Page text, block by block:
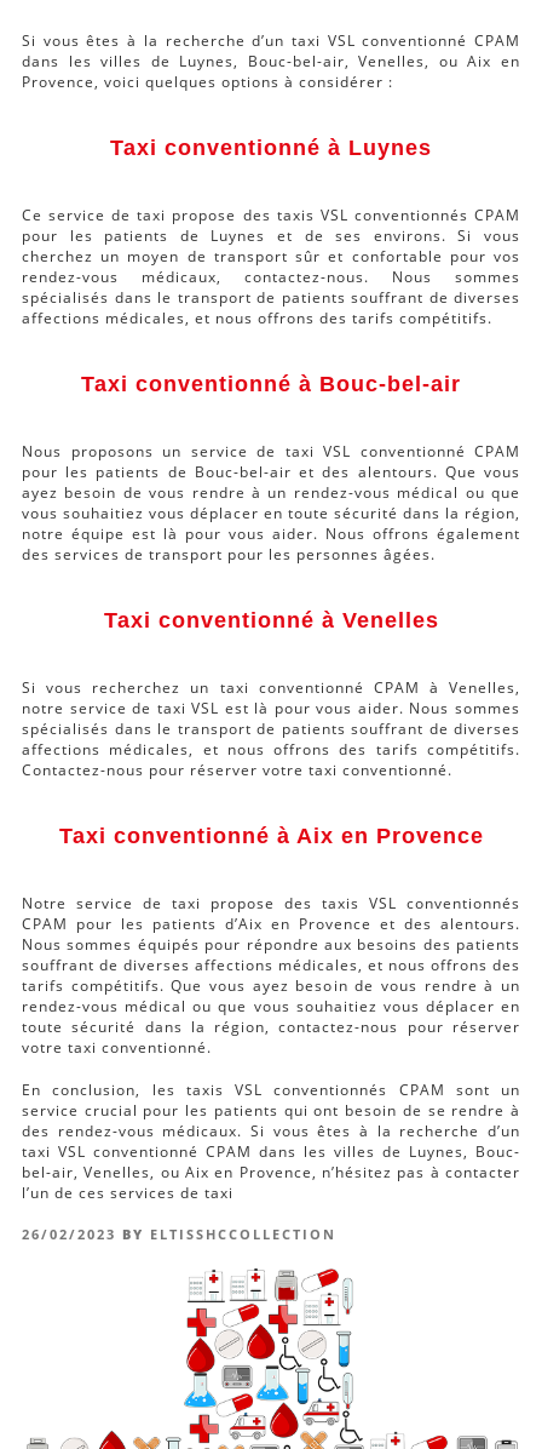
Si vous êtes à la recherche d’un taxi VSL conventionné CPAM
dans les villes de Luynes, Bouc-bel-air, Venelles, ou Aix en
Provence, voici quelques options à considérer :
Taxi conventionné à Luynes
Ce service de taxi propose des taxis VSL conventionnés CPAM
pour les patients de Luynes et de ses environs. Si vous
cherchez un moyen de transport sûr et confortable pour vos
rendez-vous médicaux, contactez-nous. Nous sommes
spécialisés dans le transport de patients souffrant de diverses
affections médicales, et nous offrons des tarifs compétitifs.
Taxi conventionné à Bouc-bel-air
Nous proposons un service de taxi VSL conventionné CPAM
pour les patients de Bouc-bel-air et des alentours. Que vous
ayez besoin de vous rendre à un rendez-vous médical ou que
vous souhaitiez vous déplacer en toute sécurité dans la région,
notre équipe est là pour vous aider. Nous offrons également
des services de transport pour les personnes âgées.
Taxi conventionné à Venelles
Si vous recherchez un taxi conventionné CPAM à Venelles,
notre service de taxi VSL est là pour vous aider. Nous sommes
spécialisés dans le transport de patients souffrant de diverses
affections médicales, et nous offrons des tarifs compétitifs.
Contactez-nous pour réserver votre taxi conventionné.
Taxi conventionné à Aix en Provence
Notre service de taxi propose des taxis VSL conventionnés
CPAM pour les patients d’Aix en Provence et des alentours.
Nous sommes équipés pour répondre aux besoins des patients
souffrant de diverses affections médicales, et nous offrons des
tarifs compétitifs. Que vous ayez besoin de vous rendre à un
rendez-vous médical ou que vous souhaitiez vous déplacer en
toute sécurité dans la région, contactez-nous pour réserver
votre taxi conventionné.
En conclusion, les taxis VSL conventionnés CPAM sont un
service crucial pour les patients qui ont besoin de se rendre à
des rendez-vous médicaux. Si vous êtes à la recherche d’un
taxi VSL conventionné CPAM dans les villes de Luynes, Bouc-
bel-air, Venelles, ou Aix en Provence, n’hésitez pas à contacter
l’un de ces services de taxi
POSTED
26/02/2023 BY ELTISSHCCOLLECTION